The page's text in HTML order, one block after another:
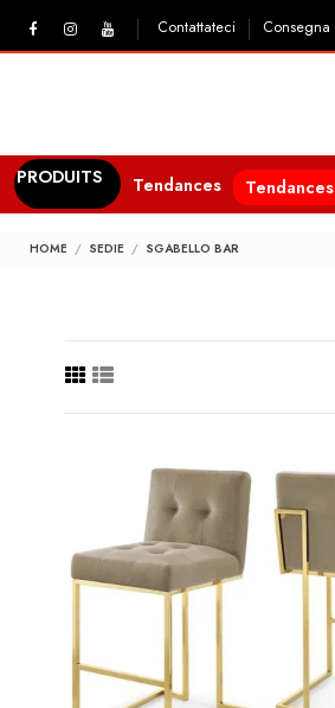
Contattateci Consegna
PRODUITS Tendances Tendances
HOME SEDIE SGABELLO BAR